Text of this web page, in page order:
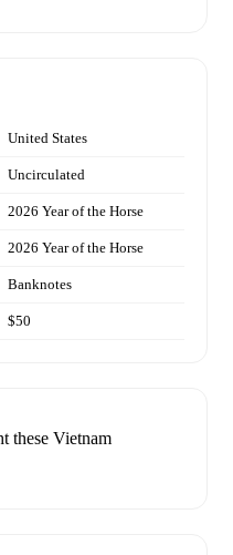
United States
Uncirculated
2026 Year of the Horse
2026 Year of the Horse
Banknotes
$50
these Vietnam